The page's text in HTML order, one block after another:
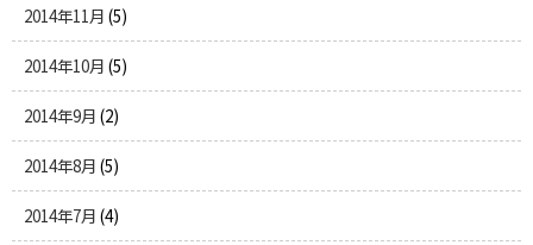
2014年11月 (5)
2014年10月 (5)
2014年9月 (2)
2014年8月 (5)
2014年7月 (4)